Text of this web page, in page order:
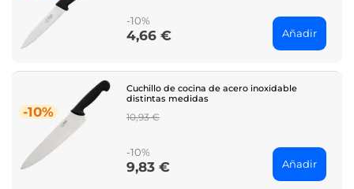
-10%
Price
4,66 € Añadir
-10%
Cuchillo de cocina de acero inoxidable
distintas medidas
Regular
10,93 €
-10%
Price
9,83 € Añadir